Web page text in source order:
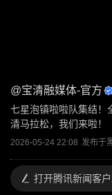
@宝清融媒体-官方
七星泡镇啦啦队集结！
清马拉松，我们来啦！
2026-05-24 22:08 发布于
打开腾讯新闻客